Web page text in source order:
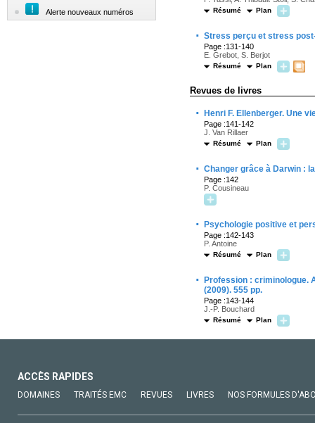
Alerte nouveaux numéros Résumé Plan
· Stress perçu et stress
Page :131-140
E. Grebot, S. Berjot
Résumé Plan
Revues de livres
· Henri F. Ellenberger. Une
Page :141-142
J. Van Rillaer
Résumé Plan
· Changer grâce à Darwin :
Page :142
P. Cousineau
· Psychologie positive et
Page :142-143
P. Antoine
Résumé Plan
·
Profession : criminologue.
(2009). 555 pp.
Page :143-144
J.-P. Bouchard
Résumé Plan
ACCÈS RAPIDES
DOMAINES TRAITÉS EMC REVUES LIVRES NOS FORMULES